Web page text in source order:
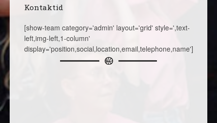
Kontaktid
[show-team category='admin' layout='grid' style=',text-
left,img-left,1-column'
display='position,social,location,email,telephone,name']